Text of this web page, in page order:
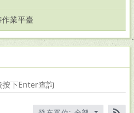
業平臺
入
標